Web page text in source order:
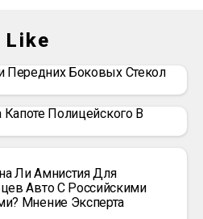
Like
Передних Боковых Стекол
Капоте Полицейского В
Ли Амнистия Для
Авто С Российскими
Мнение Эксперта